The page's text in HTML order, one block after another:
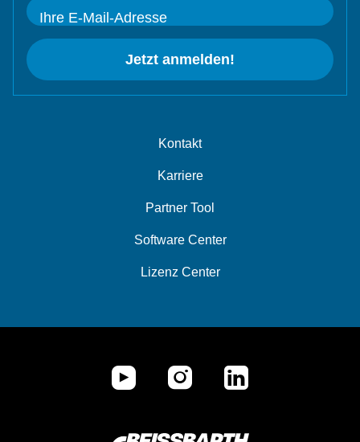
Kontakt
Karriere
Partner Tool
Software Center
Lizenz Center
Ihre E-Mail-Adresse
Jetzt anmelden!